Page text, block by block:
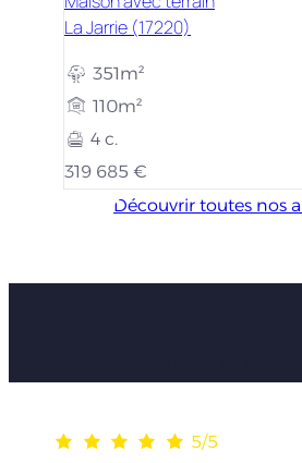
La Jarrie (17220)
351m²
110m²
4 c.
319 685 €
Découvrir toutes nos
5/5